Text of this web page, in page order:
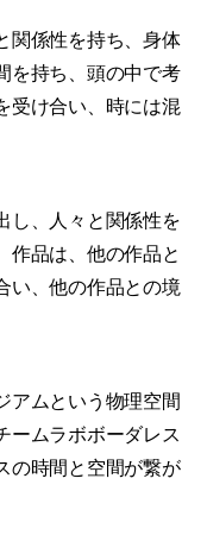
関係性を持ち、身体
を持ち、頭の中で考
受け合い、時には混
し、人々と関係性を
作品は、他の作品と
い、他の作品との境
アムという物理空間
ームラボボーダレス
の時間と空間が繋が